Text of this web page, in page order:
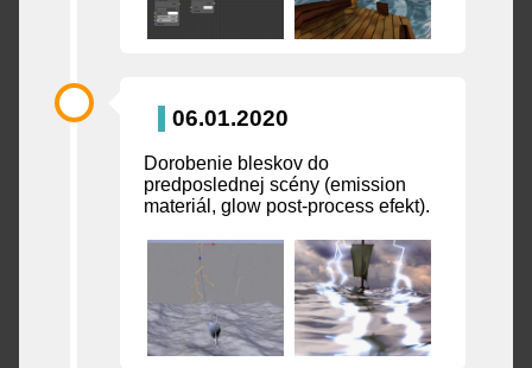
06.01.2020
Dorobenie bleskov do
predposlednej scény (emission
materiál, glow post-process efekt).